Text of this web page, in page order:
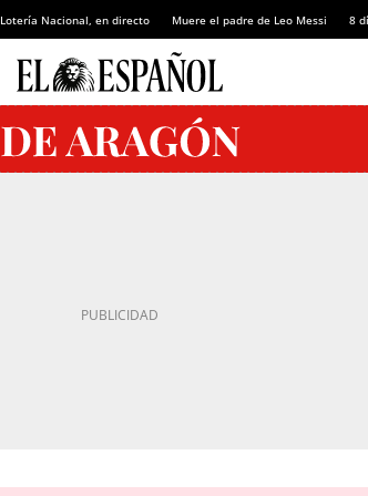
Lotería Nacional, en directo Muere el padre de Leo Messi 8